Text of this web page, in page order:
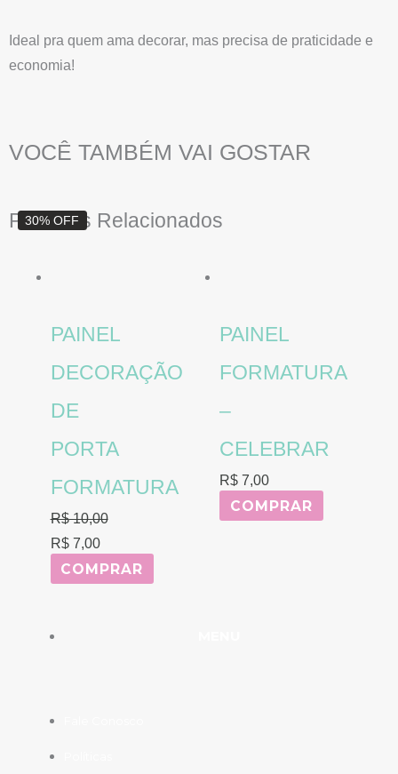
Ideal pra quem ama decorar, mas precisa de praticidade e
economia!
VOCÊ TAMBÉM VAI GOSTAR
Produtos Relacionados
30% OFF
PAINEL
DECORAÇÃO
DE
PORTA
FORMATURA
R$10,00
O
R$7,00
O
COMPRAR
PAINEL
FORMATURA
–
CELEBRAR
R$ 7,00
COMPRAR